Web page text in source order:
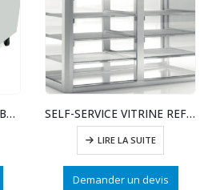
LIGNE AMERICAINE – TABLE REFRIGEREE AVC 2 TIROIRS SELF-SERVICE VITRINE REFRIGERE 3 NIVEAUX AVC FOND
LIRE LA SUITE
Demander un devis